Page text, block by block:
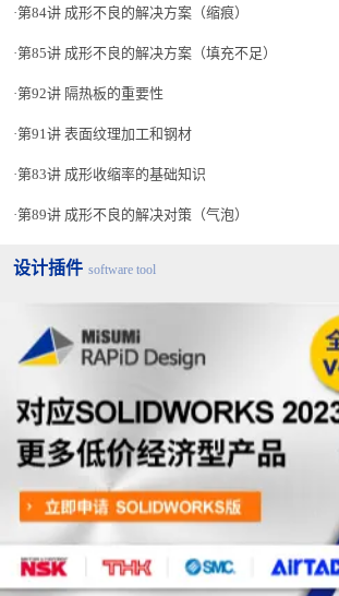
第84讲 成形不良的解决方案（缩痕）
第85讲 成形不良的解决方案（填充不足）
第92讲 隔热板的重要性
第91讲 表面纹理加工和钢材
第83讲 成形收缩率的基础知识
第89讲 成形不良的解决对策（气泡）
设计插件 software tool